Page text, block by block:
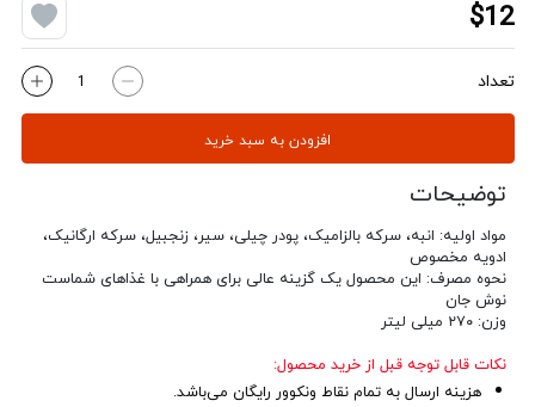
$12
تعداد
افزودن به سبد خرید
توضیحات
مواد اولیه: انبه، سرکه بالزامیک، پودر چیلی، سیر، زنجبیل، سرکه ارگانیک،
ادویه مخصوص
نحوه مصرف: این محصول یک گزینه عالی برای همراهی با غذاهای شماست
نوش جان
وزن: ۲۷۰ میلی لیتر
نکات قابل توجه قبل از خرید محصول:
هزینه ارسال به تمام نقاط ونکوور رایگان می‌باشد.